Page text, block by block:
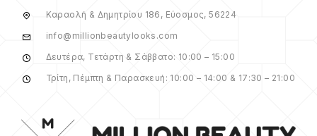
Καραολή & Δημητρίου 186, Εύοσμος, 56224
info@millionbeautylooks.com
Δευτέρα, Τετάρτη & Σάββατο: 10:00 – 15:00
Τρίτη, Πέμπτη & Παρασκευή: 10:00 – 14:00 & 17:30 – 21:00